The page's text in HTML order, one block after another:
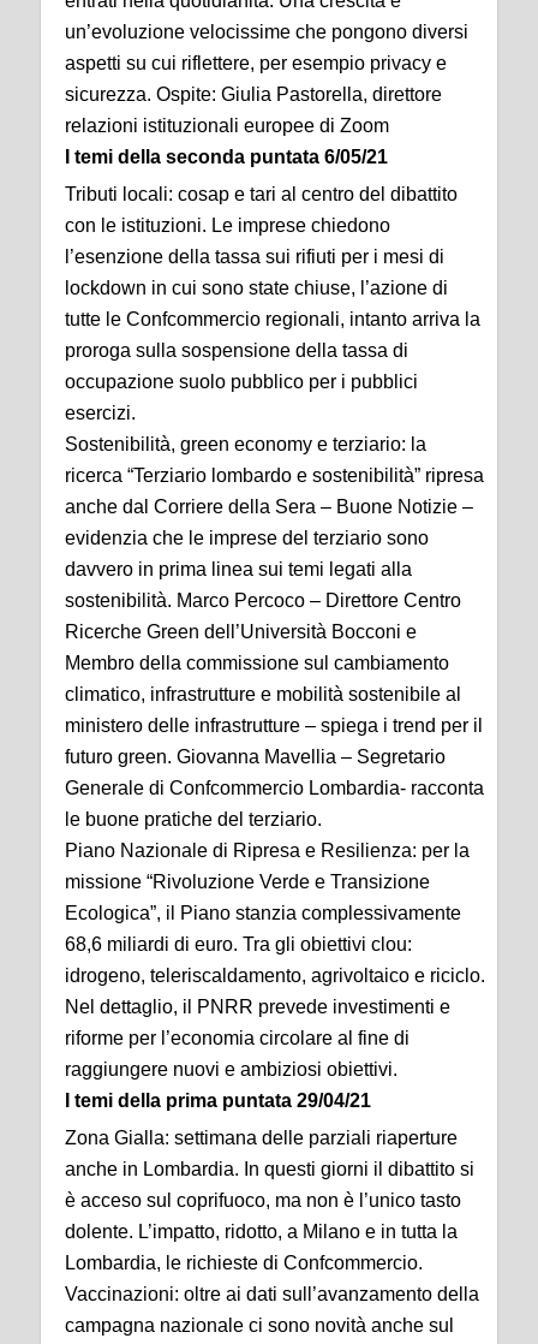
un’evoluzione velocissime che pongono diversi
aspetti su cui riflettere, per esempio privacy e
sicurezza. Ospite: Giulia Pastorella, direttore
relazioni istituzionali europee di Zoom
I temi della seconda puntata 6/05/21
Tributi locali: cosap e tari al centro del dibattito
con le istituzioni. Le imprese chiedono
l’esenzione della tassa sui rifiuti per i mesi di
lockdown in cui sono state chiuse, l’azione di
tutte le Confcommercio regionali, intanto arriva la
proroga sulla sospensione della tassa di
occupazione suolo pubblico per i pubblici
esercizi.
Sostenibilità, green economy e terziario: la
ricerca “Terziario lombardo e sostenibilità” ripresa
anche dal Corriere della Sera – Buone Notizie –
evidenzia che le imprese del terziario sono
davvero in prima linea sui temi legati alla
sostenibilità. Marco Percoco – Direttore Centro
Ricerche Green dell’Università Bocconi e
Membro della commissione sul cambiamento
climatico, infrastrutture e mobilità sostenibile al
ministero delle infrastrutture – spiega i trend per il
futuro green. Giovanna Mavellia – Segretario
Generale di Confcommercio Lombardia- racconta
le buone pratiche del terziario.
Piano Nazionale di Ripresa e Resilienza: per la
missione “Rivoluzione Verde e Transizione
Ecologica”, il Piano stanzia complessivamente
68,6 miliardi di euro. Tra gli obiettivi clou:
idrogeno, teleriscaldamento, agrivoltaico e riciclo.
Nel dettaglio, il PNRR prevede investimenti e
riforme per l’economia circolare al fine di
raggiungere nuovi e ambiziosi obiettivi.
I temi della prima puntata 29/04/21
Zona Gialla: settimana delle parziali riaperture
anche in Lombardia. In questi giorni il dibattito si
è acceso sul coprifuoco, ma non è l’unico tasto
dolente. L’impatto, ridotto, a Milano e in tutta la
Lombardia, le richieste di Confcommercio.
Vaccinazioni: oltre ai dati sull’avanzamento della
campagna nazionale ci sono novità anche sul